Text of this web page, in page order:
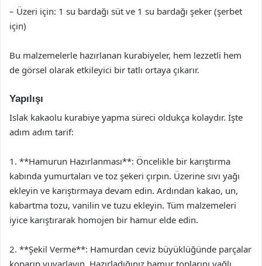
– Üzeri için: 1 su bardağı süt ve 1 su bardağı şeker (şerbet
için)
Bu malzemelerle hazırlanan kurabiyeler, hem lezzetli hem
de görsel olarak etkileyici bir tatlı ortaya çıkarır.
Yapılışı
Islak kakaolu kurabiye yapma süreci oldukça kolaydır. İşte
adım adım tarif:
1. **Hamurun Hazırlanması**: Öncelikle bir karıştırma
kabında yumurtaları ve toz şekeri çırpın. Üzerine sıvı yağı
ekleyin ve karıştırmaya devam edin. Ardından kakao, un,
kabartma tozu, vanilin ve tuzu ekleyin. Tüm malzemeleri
iyice karıştırarak homojen bir hamur elde edin.
2. **Şekil Verme**: Hamurdan ceviz büyüklüğünde parçalar
koparıp yuvarlayın. Hazırladığınız hamur toplarını yağlı